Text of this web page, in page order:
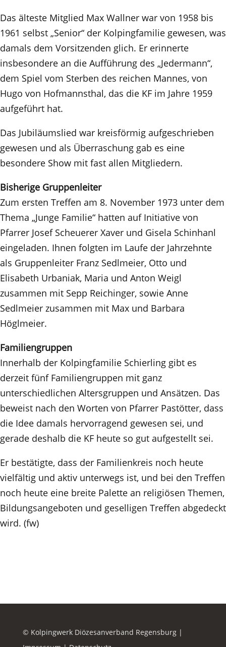
Das älteste Mitglied Max Wallner war von 1958 bis
1961 selbst „Senior“ der Kolpingfamilie gewesen, was
damals dem Vorsitzenden glich. Er erinnerte
insbesondere an die Aufführung des „Jedermann“,
dem Spiel vom Sterben des reichen Mannes, von
Hugo von Hofmannsthal, das die KF im Jahre 1959
aufgeführt hat.
Das Jubiläumslied war kreisförmig aufgeschrieben
gewesen und als Überraschung gab es eine
besondere Show mit fast allen Mitgliedern.
Bisherige Gruppenleiter
Zum ersten Treffen am 8. November 1973 unter dem
Thema „Junge Familie“ hatten auf Initiative von
Pfarrer Josef Scheuerer Xaver und Gisela Schinhanl
eingeladen. Ihnen folgten im Laufe der Jahrzehnte
als Gruppenleiter Franz Sedlmeier, Otto und
Elisabeth Urbaniak, Maria und Anton Weigl
zusammen mit Sepp Reichinger, sowie Anne
Sedlmeier zusammen mit Max und Barbara
Höglmeier.
Familiengruppen
Innerhalb der Kolpingfamilie Schierling gibt es
derzeit fünf Familiengruppen mit ganz
unterschiedlichen Altersgruppen und Ansätzen. Das
beweist nach den Worten von Pfarrer Pastötter, dass
die Idee damals hervorragend gewesen sei, und
gerade deshalb die KF heute so gut aufgestellt sei.
Er bestätigte, dass der Familienkreis noch heute
vielfältig und aktiv unterwegs ist, und bei den Treffen
noch heute eine breite Palette an religiösen Themen,
Bildungsangeboten und geselligen Treffen abgedeckt
wird. (fw)
© Kolpingwerk Diözesanverband Regensburg |